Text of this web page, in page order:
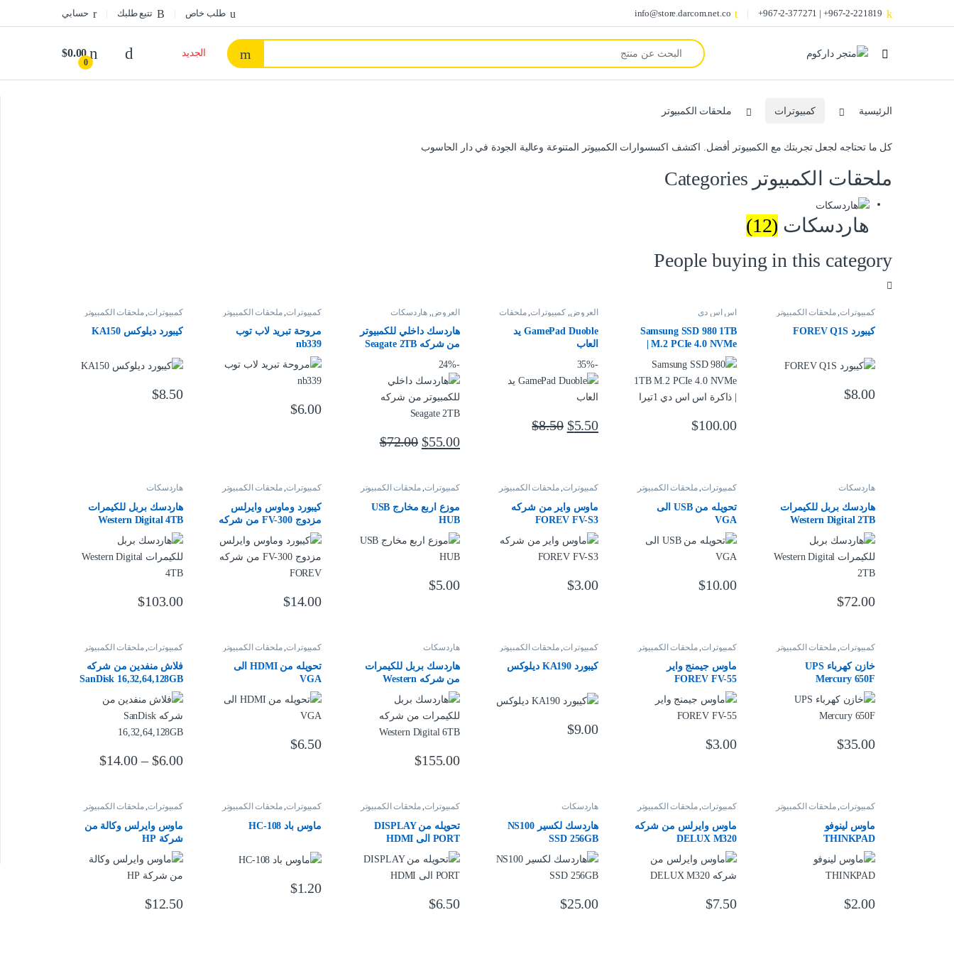
967-2-221819+ | 967-2-377271+
info@store.darcom.net.co طلب خاص تتبع طلبك حسابي
Search for:
الجديد
0
$0.00
الرئيسية كمبيوترات ملحقات الكمبيوتر
كل ما تحتاجه لجعل تجربتك مع الكمبيوتر أفضل. اكتشف اكسسوارات الكمبيوتر المتنوعة وعالية الجودة في دار الحاسوب
ملحقات الكمبيوتر Categories
هاردسكات (12)
People buying in this category
كمبيوترات,ملحقات الكمبيوتر
كيبورد FOREV Q1S
$8.00
اس اس دي
Samsung SSD 980 1TB
M.2 PCIe 4.0 NVMe |
ذاكرة اس اس دي 1تيرا
$100.00
العروض كمبيوترات,ملحقات
GamePad Duoble يد
العاب
-
35%
$5.50
$8.50
العروض هاردسكات
هاردسك داخلي للكمبيوتر
من شركه Seagate 2TB
-
24%
$55.00
$72.00
كمبيوترات,ملحقات الكمبيوتر
مروحة تبريد لاب توب
nb339
$6.00
كمبيوترات,ملحقات الكمبيوتر
كيبورد ديلوكس KA150
$8.50
هاردسكات
هاردسك بربل للكيمرات
Western Digital 2TB
$72.00
كمبيوترات,ملحقات الكمبيوتر
تحويله من USB الى
VGA
$10.00
كمبيوترات,ملحقات الكمبيوتر
ماوس واير من شركه
FOREV FV-S3
$3.00
كمبيوترات,ملحقات الكمبيوتر
موزع اربع مخارج USB
HUB
$5.00
كمبيوترات,ملحقات الكمبيوتر
كيبورد وماوس وايرلس
مزدوج FV-300 من شركه
FOREV
$14.00
هاردسكات
هاردسك بربل للكيمرات
Western Digital 4TB
$103.00
كمبيوترات,ملحقات الكمبيوتر
خازن كهرباء UPS
Mercury 650F
$35.00
كمبيوترات,ملحقات الكمبيوتر
ماوس جيمنج واير
FOREV FV-55
$3.00
كمبيوترات,ملحقات الكمبيوتر
كيبورد KA190 ديلوكس
$9.00
هاردسكات
هاردسك بربل للكيمرات
من شركه Western
Digital 6TB
$155.00
كمبيوترات,ملحقات الكمبيوتر
تحويله من HDMI الى
VGA
$6.50
كمبيوترات,ملحقات الكمبيوتر
فلاش منفدين من شركه
SanDisk 16,32,64,128GB
$6.00
–
$14.00 نطاق السعر: من ⁦$6.00⁩ خلال ⁦$14.00⁩
هناك العديد من الأشكال المختلفة لهذا
كمبيوترات,ملحقات الكمبيوتر
ماوس لينوفو
THINKPAD
$2.00
كمبيوترات,ملحقات الكمبيوتر
ماوس وايرلس من شركه
DELUX M320
$7.50
هاردسكات
هاردسك لكسير NS100
SSD 256GB
$25.00
كمبيوترات,ملحقات الكمبيوتر
تحويله من DISPLAY
PORT الى HDMI
$6.50
كمبيوترات,ملحقات الكمبيوتر
ماوس باد HC-108
$1.20
كمبيوترات,ملحقات الكمبيوتر
ماوس وايرلس وكالة من
شركة HP
$12.50